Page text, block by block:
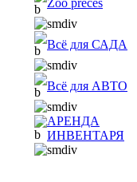
Zoo preces
Всё для САДА
Всё для АВТО
АРЕНДА
ИНВЕНТАРЯ